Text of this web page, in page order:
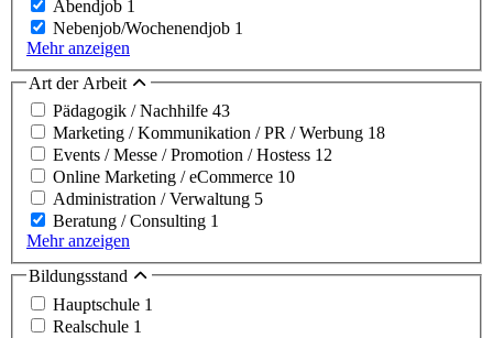
Abendjob 1
Nebenjob/Wochenendjob 1
Mehr anzeigen
Art der Arbeit
Pädagogik / Nachhilfe 43
Marketing / Kommunikation / PR / Werbung 18
Events / Messe / Promotion / Hostess 12
Online Marketing / eCommerce 10
Administration / Verwaltung 5
Beratung / Consulting 1
Mehr anzeigen
Bildungsstand
Hauptschule 1
Realschule 1